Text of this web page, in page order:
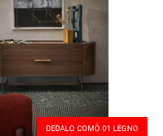
DEDALO COMÒ 01 LEGNO